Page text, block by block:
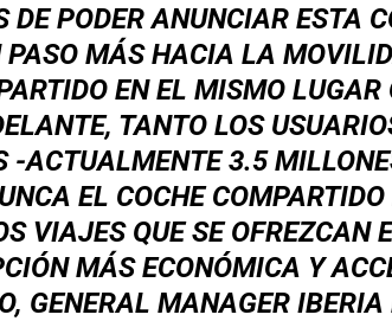
DE PODER ANUNCIAR ESTA
PASO MÁS HACIA LA
EN EL MISMO LUGAR
TANTO LOS
-ACTUALMENTE 3.5
EL COCHE
VIAJES QUE SE OFREZCAN
MÁS ECONÓMICA Y
, GENERAL MANAGER